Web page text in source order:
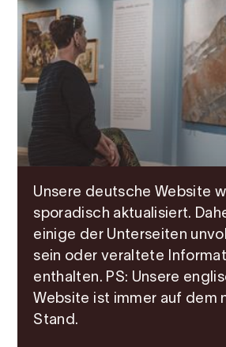
Galerie N.
Unsere deutsche Website
sporadisch aktualisiert.
einige der Unterseiten
sein oder veraltete
enthalten. PS: Unsere
Website ist immer auf dem
Stand.